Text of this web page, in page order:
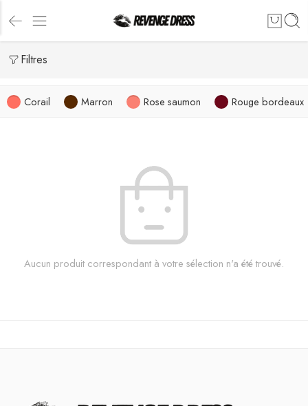
Filtres
Corail Marron Rose saumon Rouge bordeaux
Aucun produit correspondant à votre sélection n'a été trouvé.